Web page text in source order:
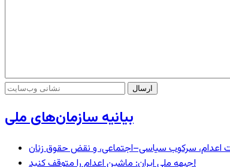
بیانیه سازمان‌های ملی
اعدام، سرکوب سیاسی–اجتماعی، و نقض حقوق زنان
جبهه ملی ایران: ماشین اعدام را متوقف کنید!